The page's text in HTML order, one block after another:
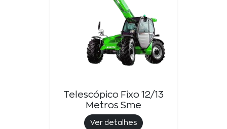
Telescópico Fixo 12/13
Metros Sme
Ver detalhes